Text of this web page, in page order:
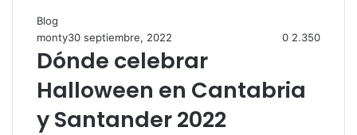
Blog
monty30 septiembre, 2022 0 2.350
Dónde celebrar
Halloween en Cantabria
y Santander 2022